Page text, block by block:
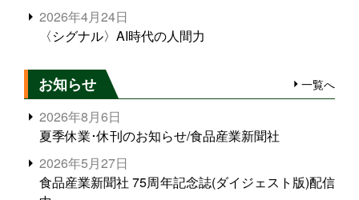
2026年4月24日
〈シグナル〉AI時代の人間力
お知らせ 一覧へ
2026年8月6日
夏季休業･休刊のお知らせ/食品産業新聞社
2026年5月27日
食品産業新聞社 75周年記念誌(ダイジェスト版)配信